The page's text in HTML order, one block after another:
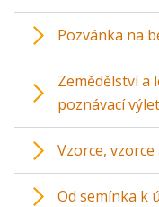
Pozvánka na
Zemědělství a
poznávací výlet
Vzorce, vzorce
Od semínka k